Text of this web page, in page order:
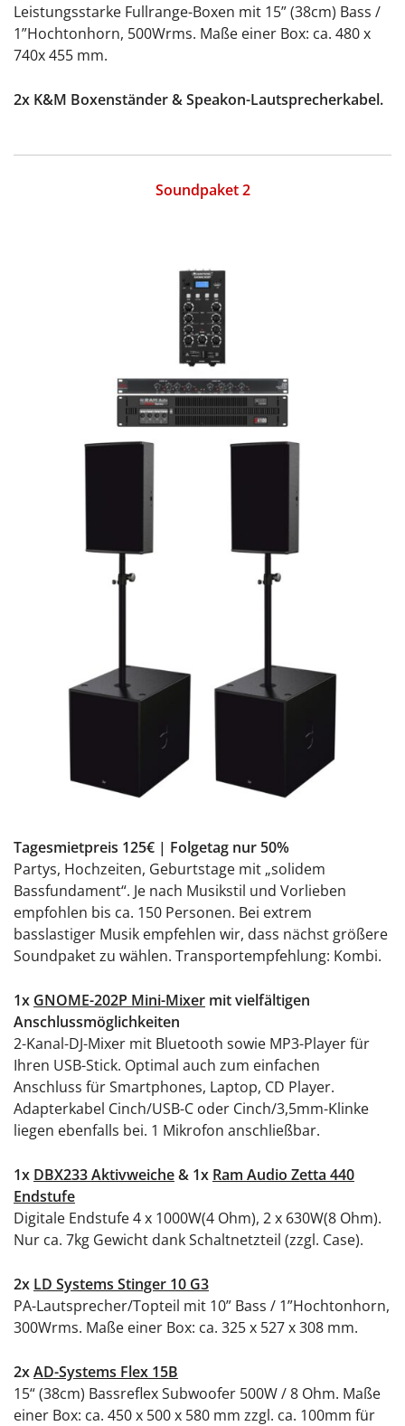
Leistungsstarke Fullrange-Boxen mit 15” (38cm) Bass /
1”Hochtonhorn, 500Wrms. Maße einer Box: ca. 480 x
740x 455 mm.
2x K&M Boxenständer & Speakon-Lautsprecherkabel.
Soundpaket 2
Tagesmietpreis 125€ | Folgetag nur 50%
Partys, Hochzeiten, Geburtstage mit „solidem
Bassfundament“. Je nach Musikstil und Vorlieben
empfohlen bis ca. 150 Personen. Bei extrem
basslastiger Musik empfehlen wir, dass nächst größere
Soundpaket zu wählen. Transportempfehlung: Kombi.
1x GNOME-202P Mini-Mixer mit vielfältigen
Anschlussmöglichkeiten
2-Kanal-DJ-Mixer mit Bluetooth sowie MP3-Player für
Ihren USB-Stick. Optimal auch zum einfachen
Anschluss für Smartphones, Laptop, CD Player.
Adapterkabel Cinch/USB-C oder Cinch/3,5mm-Klinke
liegen ebenfalls bei. 1 Mikrofon anschließbar.
1x DBX233 Aktivweiche& 1x Ram Audio Zetta 440
Endstufe
Digitale Endstufe 4 x 1000W(4 Ohm), 2 x 630W(8 Ohm).
Nur ca. 7kg Gewicht dank Schaltnetzteil (zzgl. Case).
2x LD Systems Stinger 10 G3
PA-Lautsprecher/Topteil mit 10” Bass / 1”Hochtonhorn,
300Wrms. Maße einer Box: ca. 325 x 527 x 308 mm.
2xAD-Systems Flex 15B
15“ (38cm) Bassreflex Subwoofer 500W / 8 Ohm. Maße
einer Box: ca. 450 x 500 x 580 mm zzgl. ca. 100mm für